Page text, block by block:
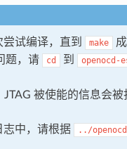
试编译，直到 make
题，请
cd 到 openocd-
JTAG 被使能的信息会被
志中，请根据
../